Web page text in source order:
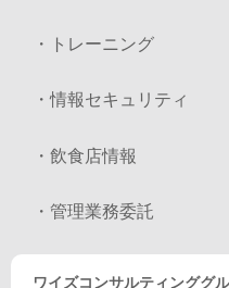
・トレーニング
・情報セキュリティ
・飲食店情報
・管理業務委託
ワイズコンサルティンググ